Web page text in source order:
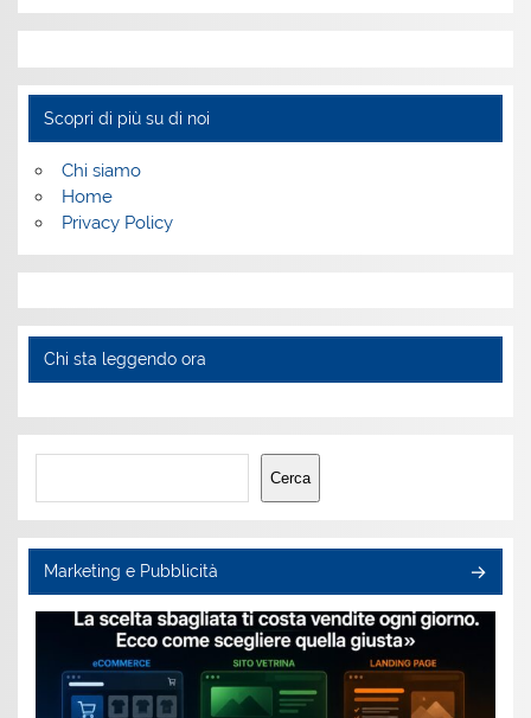
Scopri di più su di noi
Chi siamo
Home
Privacy Policy
Chi sta leggendo ora
Cerca
Cerca
Marketing e Pubblicità